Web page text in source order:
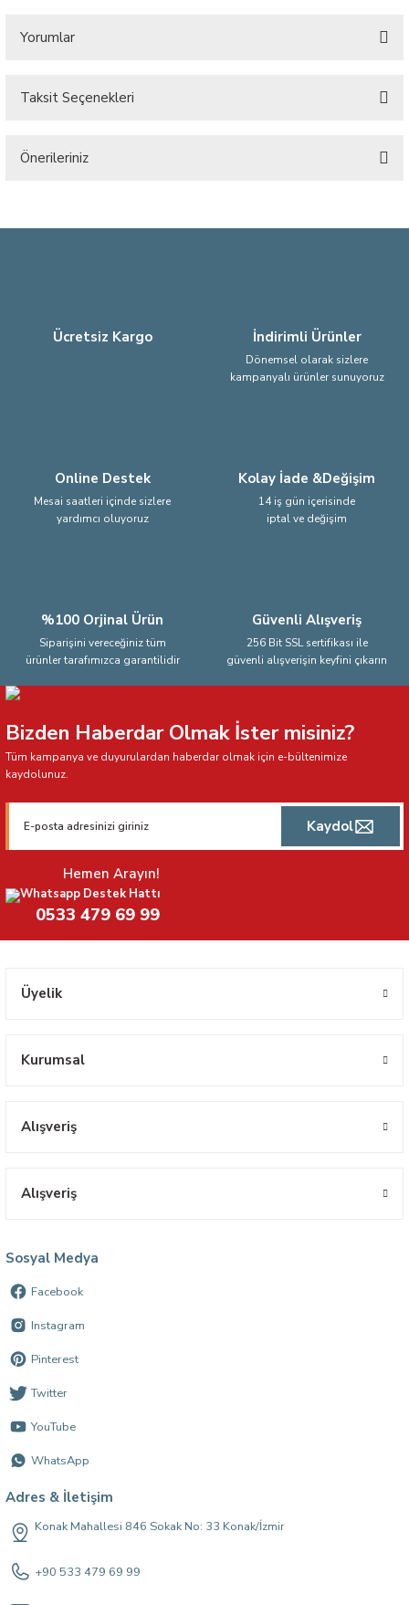
Yorumlar
Taksit Seçenekleri
Önerileriniz
Ürün açıklamasında eksik bilgiler bulunuyor.
Ücretsiz Kargo İndirimli Ürünler
Dönemsel olarak sizlere
kampanyalı ürünler sunuyoruz
Online Destek
Mesai saatleri içinde sizlere
yardımcı oluyoruz
Kolay İade &Değişim
14 iş gün içerisinde
iptal ve değişim
%100 Orjinal Ürün
Siparişini vereceğiniz tüm
ürünler tarafımızca garantilidir
Güvenli Alışveriş
256 Bit SSL sertifikası ile
güvenli alışverişin keyfini çıkarın
Bizden Haberdar Olmak İster misiniz?
Tüm kampanya ve duyurulardan haberdar olmak için e-bültenimize
kaydolunuz.
Kaydol
Hemen Arayın!
Whatsapp Destek Hattı
0533 479 69 99
Üyelik
Kurumsal
Alışveriş
Alışveriş
Sosyal Medya
Facebook
Instagram
Pinterest
Twitter
YouTube
WhatsApp
Adres & İletişim
Konak Mahallesi 846 Sokak No: 33 Konak/İzmir
+90 533 479 69 99